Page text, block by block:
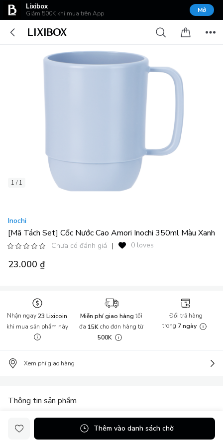
Lixibox
Giảm 500K khi mua trên App Mở
1 / 1
Inochi
[Mã Tách Set] Cốc Nước Cao Amori Inochi 350ml Màu Xanh
Chưa có đánh giá | 0 loves
23.000 ₫
Nhận ngay23 Lixicoin
khi mua sản phẩm này
Miễn phí giao hàngtối
đa 15Kcho đơn hàng từ
500K
Đổi trả hàng
trong 7 ngày
Xem phí giao hàng
Thông tin sản phẩm
Kích thước: 107x79x99 mm Khối lượng: 80 g Chất liệu: Nhựa PP
(Polypropylen) nguyên sinh, hạt màu, phụ gia kháng khuẩn (Ag+)
Màu sắc: Hồng nhạt, xanh nhạt, xanh bạc hà Hướng dẫn sử dụng:
Thêm vào danh sách chờ